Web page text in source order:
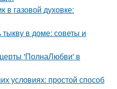
в газовой духовке:
тыкву в доме: советы и
'ПолнаЛюбви' в
условиях: простой способ